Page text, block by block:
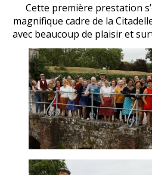
Cette première prestation
magnifique cadre de la
avec beaucoup de plaisir et